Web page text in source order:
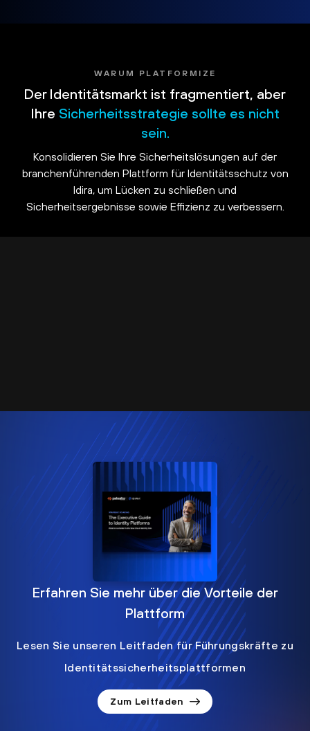
WARUM PLATFORMIZE
Der Identitätsmarkt ist fragmentiert, aber
Ihre Sicherheitsstrategie sollte es nicht
sein.
Konsolidieren Sie Ihre Sicherheitslösungen auf der
branchenführenden Plattform für Identitätsschutz von
Idira, um Lücken zu schließen und
Sicherheitsergebnisse sowie Effizienz zu verbessern.
Erfahren Sie mehr über die Vorteile der
Plattform
Lesen Sie unseren Leitfaden für Führungskräfte zu
Identitätssicherheitsplattformen
Zum Leitfaden